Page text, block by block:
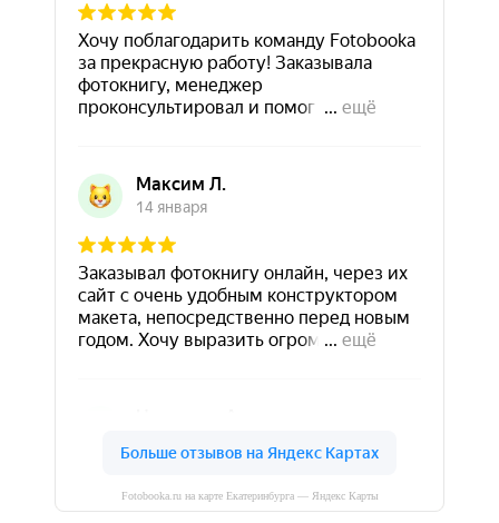
Fotobooka.ru на карте Екатеринбурга — Яндекс Карты